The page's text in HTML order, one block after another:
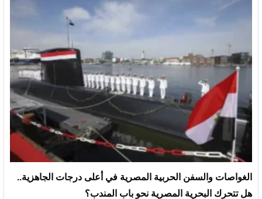
الغواصات والسفن الحربية المصرية في أعلى درجات الجاهزية..
هل تتحرك البحرية المصرية نحو باب المندب؟